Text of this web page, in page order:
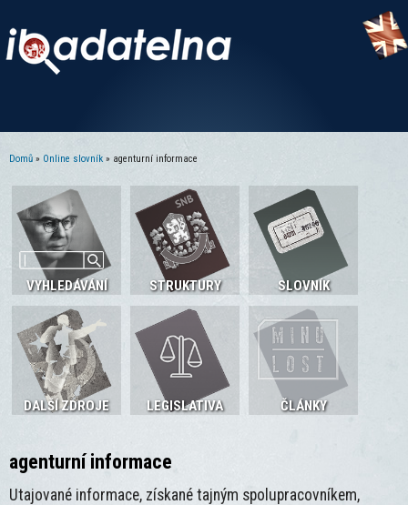
Domů » Online slovník » agenturní informace
VYHLEDÁVÁNÍ STRUKTURY SLOVNÍK
DALŠÍ ZDROJE LEGISLATIVA ČLÁNKY
agenturní informace
Utajované informace, získané tajným spolupracovníkem,